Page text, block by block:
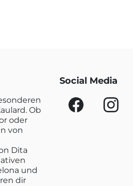
Ob
oder
von
Dita
und
dir
Social Media